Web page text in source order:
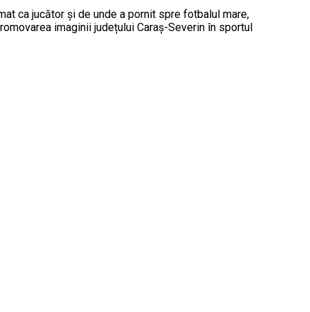
ca jucător și de unde a pornit spre fotbalul mare,
imaginii județului Caraș-Severin în sportul